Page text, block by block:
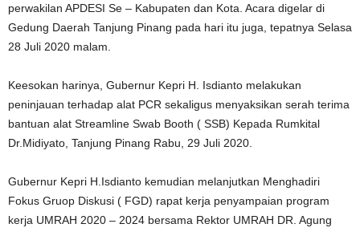
perwakilan APDESI Se – Kabupaten dan Kota. Acara digelar di
Gedung Daerah Tanjung Pinang pada hari itu juga, tepatnya Selasa
28 Juli 2020 malam.
Keesokan harinya, Gubernur Kepri H. Isdianto melakukan
peninjauan terhadap alat PCR sekaligus menyaksikan serah terima
bantuan alat Streamline Swab Booth ( SSB) Kepada Rumkital
Dr.Midiyato, Tanjung Pinang Rabu, 29 Juli 2020.
Gubernur Kepri H.Isdianto kemudian melanjutkan Menghadiri
Fokus Gruop Diskusi ( FGD) rapat kerja penyampaian program
kerja UMRAH 2020 – 2024 bersama Rektor UMRAH DR. Agung